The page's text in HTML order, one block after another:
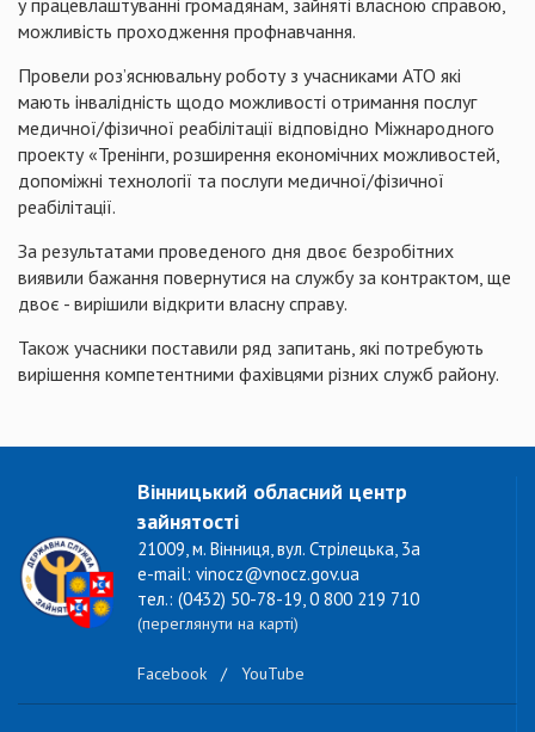
у працевлаштуванні громадянам, зайняті власною справою,
можливість проходження профнавчання.
Провели роз’яснювальну роботу з учасниками АТО які
мають інвалідність щодо можливості отримання послуг
медичної/фізичної реабілітації відповідно Міжнародного
проекту «Тренінги, розширення економічних можливостей,
допоміжні технології та послуги медичної/фізичної
реабілітації.
За результатами проведеного дня двоє безробітних
виявили бажання повернутися на службу за контрактом, ще
двоє - вирішили відкрити власну справу.
Також учасники поставили ряд запитань, які потребують
вирішення компетентними фахівцями різних служб району.
Вінницький обласний центр
зайнятості
21009, м. Вінниця, вул. Стрілецька, 3а
e-mail: vinocz@vnocz.gov.ua
тел.: (0432) 50-78-19, 0 800 219 710
(переглянути на карті)
Facebook / YouTube